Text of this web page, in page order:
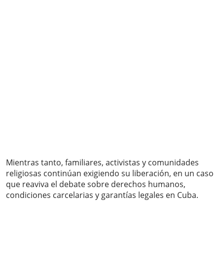
Mientras tanto, familiares, activistas y comunidades
religiosas continúan exigiendo su liberación, en un caso
que reaviva el debate sobre derechos humanos,
condiciones carcelarias y garantías legales en Cuba.